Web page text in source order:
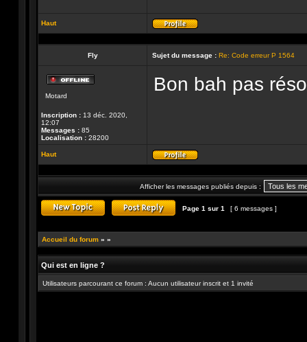
Haut
Profil
Fly Sujet du message : Re: Code erreur P 1564
Motard
Inscription : 13 déc. 2020,
12:07
Messages : 85
Localisation : 28200
Bon bah pas
Haut
Profil
Afficher les messages publiés depuis :
Page 1 sur 1 [ 6 messages ]
Accueil du forum » »
Qui est en ligne ?
Utilisateurs parcourant ce forum : Aucun utilisateur inscrit et 1 invité